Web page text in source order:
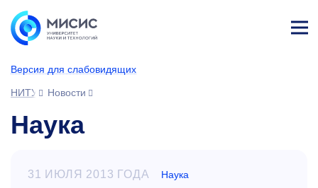
Версия для слабовидящих
НИТУ МИСИС
Новости
Наука
31 ИЮЛЯ 2013 ГОДА Наука